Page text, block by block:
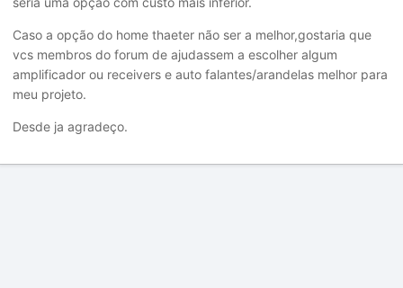
Caso a opção do home thaeter não ser a melhor,gostaria que
vcs membros do forum de ajudassem a escolher algum
amplificador ou receivers e auto falantes/arandelas melhor para
meu projeto.
Desde ja agradeço.